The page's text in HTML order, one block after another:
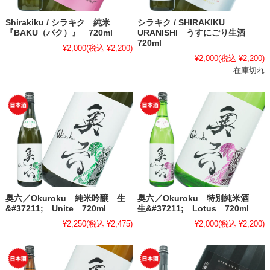
Shirakiku / シラキク 純米
『BAKU（バク）』 720ml
¥2,000(税込 ¥2,200)
シラキク / SHIRAKIKU
URANISHI うすにごり生酒
720ml
¥2,000(税込 ¥2,200)
在庫切れ
奥六／Okuroku 純米吟醸 生
&#37211; Unite 720ml
¥2,250(税込 ¥2,475)
奥六／Okuroku 特別純米酒
生&#37211; Lotus 720ml
¥2,000(税込 ¥2,200)